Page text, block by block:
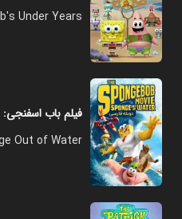
Under Years
فیلم باب‌ اسفنجی:
Out of Water